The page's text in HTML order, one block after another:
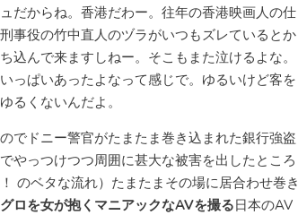
だからね。香港だわー。往年の香港映画人の仕
事役の竹中直人のヅラがいつもズレているとか
込んで来ますしねー。そこもまた泣けるよな。
っぱいあったよなって感じで。ゆるいけど客を
るくないんだよ。
でドニー警官がたまたま巻き込まれた銀行強盗
やっつけつつ周囲に甚大な被害を出したところ
のベタな流れ）たまたまその場に居合わせ巻き
ロを女が抱くマニアックなAVを撮る日本のAV